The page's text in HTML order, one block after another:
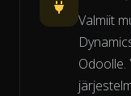
Valmiit
Odoolle.